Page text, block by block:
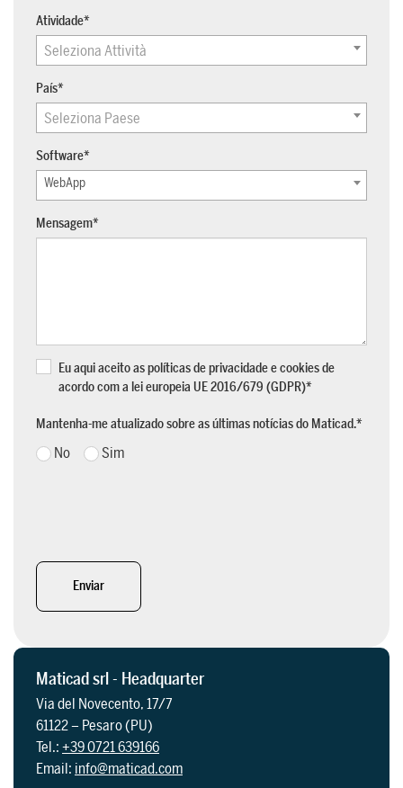
SUPORTE
do software, desde a instalação até o
projeto final.
PARA AQUITETOS E DESIGNERS
Atividade*
Seleziona Attività
País*
Seleziona Paese
Software*
WebApp
Mensagem*
Eu aqui aceito as políticas de privacidade e cookies de
acordo com a lei europeia UE 2016/679 (GDPR)*
Mantenha-me atualizado sobre as últimas notícias do Maticad.*
No Sim
Enviar
Maticad srl - Headquarter
Via del Novecento, 17/7
61122 – Pesaro (PU)
Tel.:+39 0721 639166
Email: info@maticad.com